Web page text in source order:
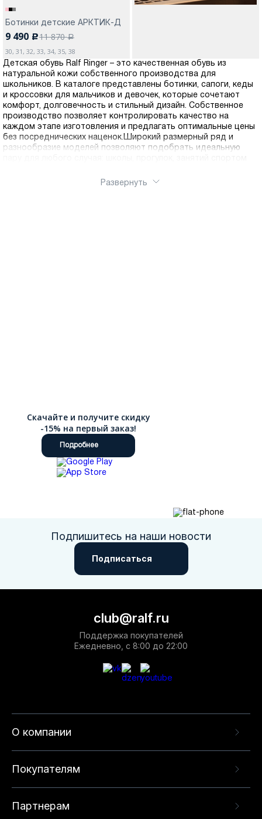
Ботинки детские АРКТИК-Д
9 490 c11 870a
30, 31, 32, 33, 34, 35, 38
Детская обувь Ralf Ringer – это качественная обувь из
натуральной кожи собственного производства для
школьников. В каталоге представлены ботинки, сапоги, кеды
и кроссовки для мальчиков и девочек, которые сочетают
комфорт, долговечность и стильный дизайн. Собственное
производство позволяет контролировать качество на
каждом этапе изготовления и предлагать оптимальные цены
без посреднических наценок.Широкий размерный ряд и
разнообразие моделей позволяют подобрать идеальную
Развернуть
Скачайте и получите скидку
-15% на первый заказ!
Подробнее
Подпишитесь на наши новости
Подписаться
О компании
Покупателям
Партнерам
club@ralf.ru
Поддержка покупателей
Ежедневно, с 8:00 до 22:00